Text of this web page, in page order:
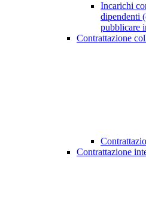
Incarichi
dipendenti
pubblicare
Contrattazione
Contrattazione